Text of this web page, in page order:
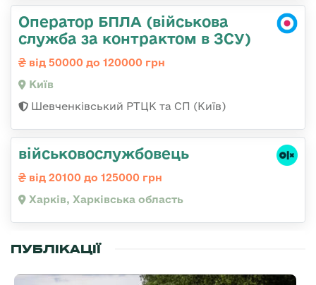
Оператор БПЛА (військова
служба за контрактом в ЗСУ)
від 50000 до 120000 грн
Київ
Шевченківський РТЦК та СП (Київ)
військовослужбовець
від 20100 до 125000 грн
Харків, Харківська область
ПУБЛІКАЦІЇ